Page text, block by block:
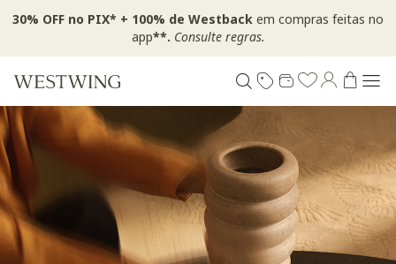
30% OFF no PIX* + 100% de Westback em compras feitas no
app**. Consulte regras.